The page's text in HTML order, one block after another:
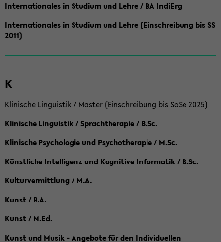
Internationales in Studium und Lehre / BA IndiErg
Internationales in Studium und Lehre (Einschreibung bis SS
2011)
K
Klinische Linguistik / Master (Einschreibung bis SoSe 2025)
Klinische Linguistik / Sprachtherapie / B.Sc.
Klinische Psychologie und Psychotherapie / M.Sc.
Künstliche Intelligenz und Kognitive Informatik / B.Sc.
Kulturvermittlung / M.A.
Kunst / B.A.
Kunst / M.Ed.
Kunst und Musik - Angebote für den Individuellen